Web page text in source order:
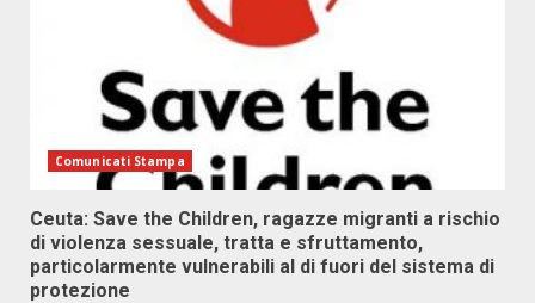
Comunicati Stampa
Ceuta: Save the Children, ragazze migranti a rischio
di violenza sessuale, tratta e sfruttamento,
particolarmente vulnerabili al di fuori del sistema di
protezione